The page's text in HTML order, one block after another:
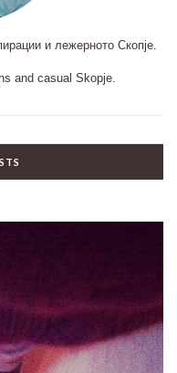
и лежерното Скопје.
and casual Skopje.